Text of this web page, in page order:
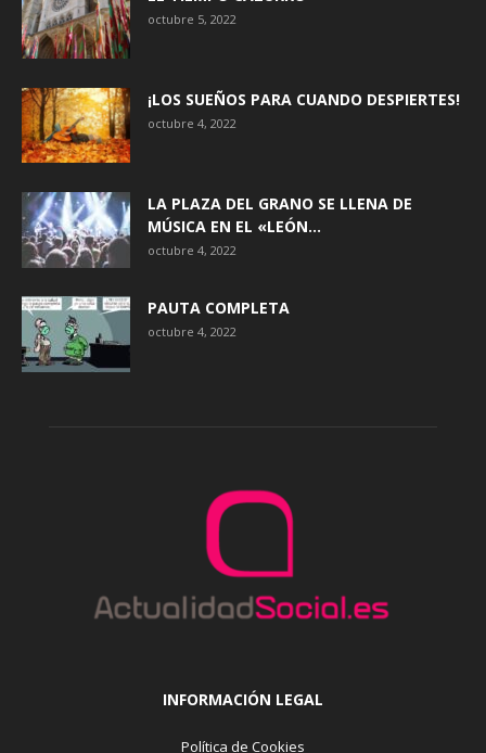
octubre 5, 2022
¡LOS SUEÑOS PARA CUANDO DESPIERTES!
octubre 4, 2022
LA PLAZA DEL GRANO SE LLENA DE
MÚSICA EN EL «LEÓN...
octubre 4, 2022
PAUTA COMPLETA
octubre 4, 2022
INFORMACIÓN LEGAL
Política de Cookies